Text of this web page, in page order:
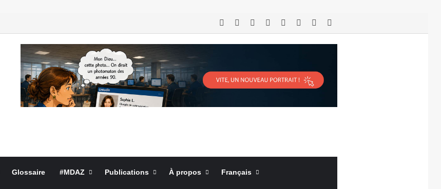
RSS Facebook LinkedinYouTubeConnexionArticle Aléatoire
Glossaire #MDAZ Publications À propos Français